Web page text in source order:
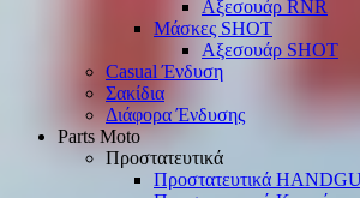
Αξεσουάρ RNR
Μάσκες SHOT
Αξεσουάρ SHOT
Casual Ένδυση
Σακίδια
Διάφορα Ένδυσης
Parts Moto
Προστατευτικά
Προστατευτικά